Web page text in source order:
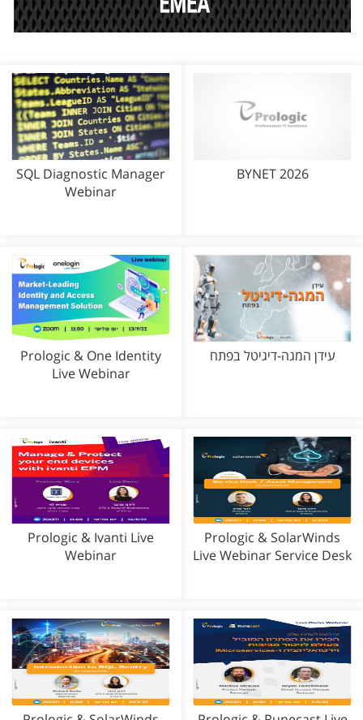
BYNET 2026
SQL Diagnostic Manager
Webinar
עידן המגה-דיגיטל בפתח
Prologic & One Identity
Live Webinar
Prologic & SolarWinds
Live Webinar Service Desk
Prologic & Ivanti Live
Webinar